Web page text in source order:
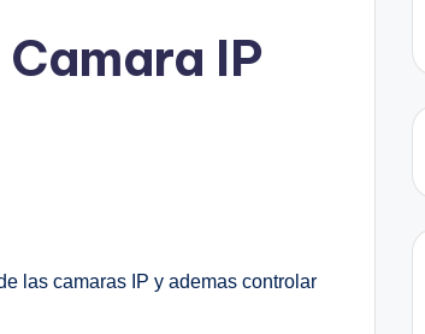
IP
las camaras IP y ademas controlar